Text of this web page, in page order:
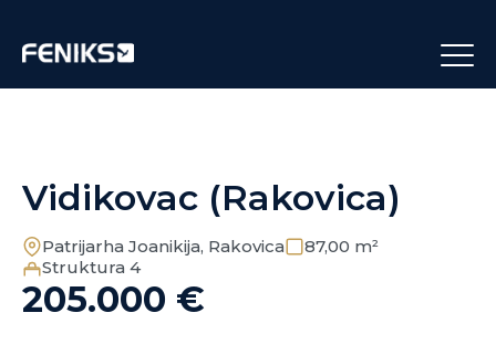
Vidikovac (Rakovica)
Patrijarha Joanikija, Rakovica
87,00 m²
Struktura 4
205.000 €